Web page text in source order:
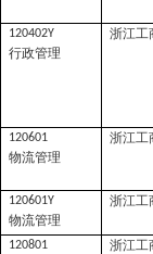
120402Y
行政管理
浙江工
120601
物流管理
浙江工
120601Y
物流管理
浙江工
120801 浙江工